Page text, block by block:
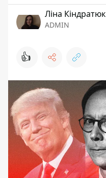
Ліна Кіндратюк
ADMIN
👍